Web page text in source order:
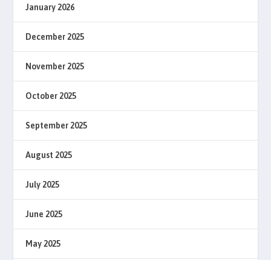
January 2026
December 2025
November 2025
October 2025
September 2025
August 2025
July 2025
June 2025
May 2025